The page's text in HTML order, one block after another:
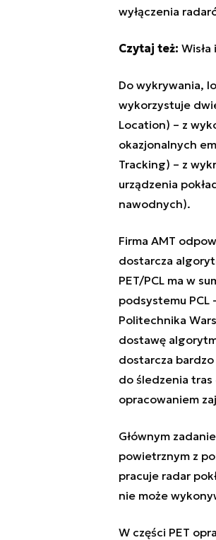
wyłączenia
Czytaj też:
Do wykrywania,
wykorzystuje
Location) – z
okazjonalnych
Tracking) – z
urządzenia
nawodnych).
Firma AMT
dostarcza
PET/PCL ma w
podsystemu PCL
Politechnika
dostawę
dostarcza
do śledzenia
opracowaniem
Głównym
powietrznym z
pracuje radar
nie może
W części PET